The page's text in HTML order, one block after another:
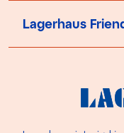
Lagerhaus